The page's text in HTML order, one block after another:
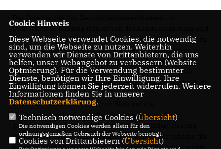
Deutschen Bundestag fordert von der Landesregierung und
der Betreibergesellschaft eine umfassende Transparenz zu
den Neubauplänen des vorgesehenen Krankenhauses in
Müschenbach ein. Unterstützung erhält Rüddel von CDU-
Gemeindeverbandsvorsitzenden Bernhard Meffert, der
ebenso die mangelnde Transparenz der Planungen beklagt.
Weder wirtschaftlich, noch mit Blick auf die
Versorgungssicherheit in Pandemiezeiten, noch
geografisch sei die vom Land favorisierte Einhauslösung
unmittelbar vor Hachenburg überzeugend. Hier scheine die
Finanzierung absolut nicht zu Ende gedacht. Rüddel stellte
Cookie Hinweis
Diese Webseite verwendet Cookies, die notwendig
sind, um die Webseite zu nutzen. Weiterhin
verwenden wir Dienste von Drittanbietern, die uns
helfen, unser Webangebot zu verbessern (Website-
Optmierung). Für die Verwendung bestimmter
Dienste, benötigen wir Ihre Einwilligung. Ihre
Einwilligung können Sie jederzeit widerrufen. Weitere
Informationen finden Sie in unserer
Datenschutzerklärung.
Technisch notwendige Cookies (Übersicht)
Die notwendigen Cookies werden allein für den
ordnungsgemäßen Gebrauch der Webseite benötigt.
Cookies von Drittanbietern (Übersicht)